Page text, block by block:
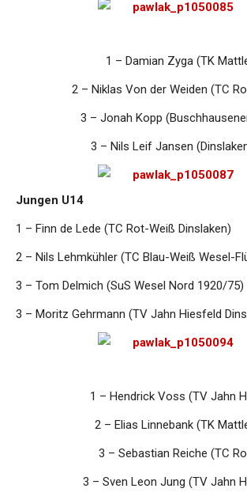
1 – Damian Zyga (TK
2 – Niklas Von der Weiden (TC
3 – Jonah Kopp
3 – Nils Leif Jansen
Jungen U14
1 – Finn de Lede (TC Rot-Weiß Dinslaken)
2 – Nils Lehmkühler (TC Blau-Weiß Wesel-
3 – Tom Delmich (SuS Wesel Nord 1920/75)
3 – Moritz Gehrmann (TV Jahn Hiesfeld
1 – Hendrick Voss (TV Jahn
2 – Elias Linnebank (TK
3 – Sebastian Reiche (TC
3 – Sven Leon Jung (TV Jahn